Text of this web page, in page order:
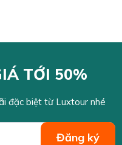
TỚI 50%
đặc biệt từ Luxtour nhé